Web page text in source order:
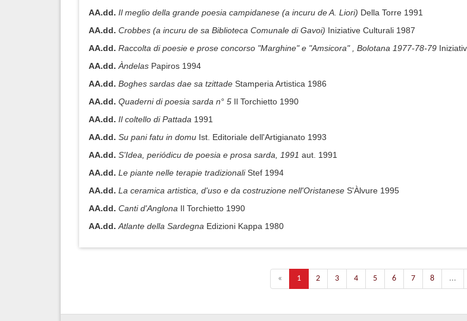
AA.dd. Il meglio della grande poesia campidanese (a incuru de A. Liori) Della Torre 1991
AA.dd. Crobbes (a incuru de sa Biblioteca Comunale di Gavoi) Iniziative Culturali 1987
AA.dd. Raccolta di poesie e prose concorso "Marghine" e "Amsicora" , Bolotana 1977-78-79
AA.dd. Àndelas Papiros 1994
AA.dd. Boghes sardas dae sa tzittade Stamperia Artistica 1986
AA.dd. Quaderni di poesia sarda n° 5 Il Torchietto 1990
AA.dd. Il coltello di Pattada 1991
AA.dd. Su pani fatu in domu Ist. Editoriale dell'Artigianato 1993
AA.dd. S'Idea, periódicu de poesia e prosa sarda, 1991 aut. 1991
AA.dd. Le piante nelle terapie tradizionaliStef 1994
AA.dd. La ceramica artistica, d'uso e da costruzione nell'Oristanese S'Àlvure 1995
AA.dd. Canti d'Anglona Il Torchietto 1990
AA.dd. Atlante della Sardegna Edizioni Kappa 1980
« 1 2 3 4 5 6 7 8 ...